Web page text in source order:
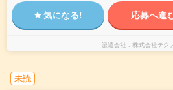
気になる! 応募へ進
派遣会社 株式会社テク
未読